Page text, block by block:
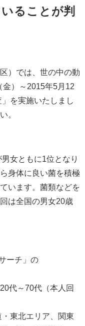
ることが判
）では、世の中の動
）～2015年5月12
を実施いたしまし
。
女ともに1位となり
身体に良い菌を積極
います。菌類などを
は全国の男女20歳
ーチ」の
代～70代（本人回
東北エリア、関東